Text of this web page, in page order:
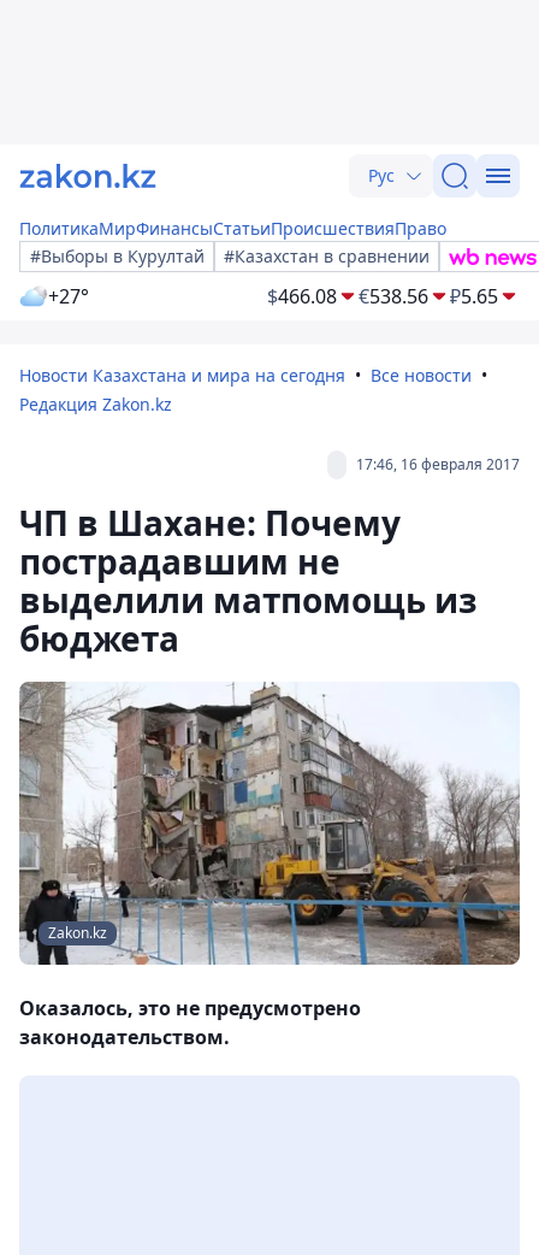
Рус
ПолитикаМирФинансыСтатьиПроисшествияПраво
#Выборы в Курултай
#Казахстан в сравнении
+27° $466.08 €538.56 ₽5.65
Новости Казахстана и мира на сегодня
Все новости
Редакция Zakon.kz
17:46, 16 февраля 2017
ЧП в Шахане: Почему
пострадавшим не
выделили матпомощь из
бюджета
Zakon.kz
Оказалось, это не предусмотрено
законодательством.